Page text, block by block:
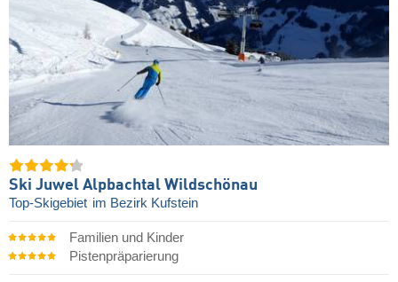
Ski Juwel Alpbachtal Wildschönau
Top-Skigebiet im Bezirk Kufstein
Familien und Kinder
Pistenpräparierung